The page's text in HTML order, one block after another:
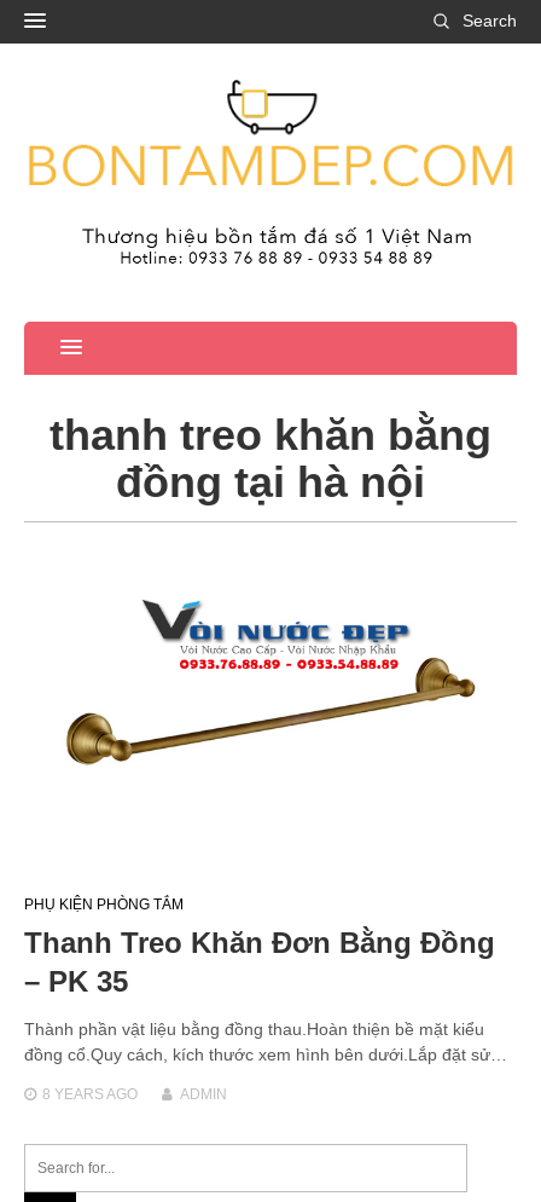
Search
thanh treo khăn bằng
đồng tại hà nội
PHỤ KIỆN PHÒNG TẮM
Thanh Treo Khăn Đơn Bằng Đồng
– PK 35
Thành phần vật liệu bằng đồng thau.Hoàn thiện bề mặt kiểu
đồng cổ.Quy cách, kích thước xem hình bên dưới.Lắp đặt sử…
8 YEARSAGO ADMIN